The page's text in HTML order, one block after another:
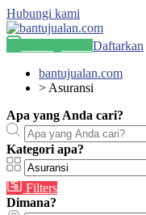
Hubungi kami
Daftarkan
bantujualan.com
> Asuransi
Apa yang Anda cari?
Kategori apa?
Filters
Dimana?